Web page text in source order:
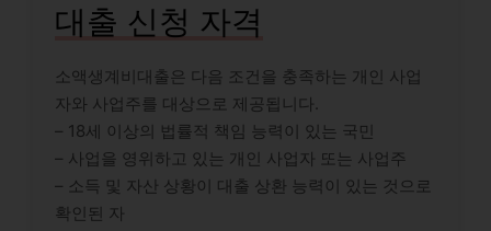
대출 신청 자격
소액생계비대출은 다음 조건을 충족하는 개인 사업
자와 사업주를 대상으로 제공됩니다.
– 18세 이상의 법률적 책임 능력이 있는 국민
– 사업을 영위하고 있는 개인 사업자 또는 사업주
– 소득 및 자산 상황이 대출 상환 능력이 있는 것으로
확인된 자